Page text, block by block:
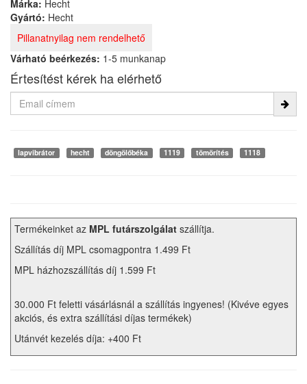
Márka: Hecht
Gyártó: Hecht
Pillanatnyilag nem rendelhető
Várható beérkezés: 1-5 munkanap
Értesítést kérek ha elérhető
lapvibrátor hecht döngölőbéka 1119 tömörítés 1118
Termékeinket az MPL futárszolgálat szállítja.
Szállítás díj MPL csomagpontra 1.499 Ft
MPL házhozszállítás díj 1.599 Ft
30.000 Ft feletti vásárlásnál a szállítás ingyenes! (Kivéve egyes
akciós, és extra szállítási díjas termékek)
Utánvét kezelés díja: +400 Ft